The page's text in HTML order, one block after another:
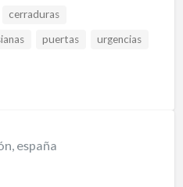
cerraduras
puertas
urgencias
españa